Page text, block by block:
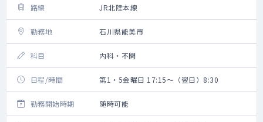
路線 JR北陸本線
勤務地 石川県能美市
科目 内科・不問
日程/時間 第1・5金曜日 17:15～（翌日）8:30
勤務開始時期 随時可能